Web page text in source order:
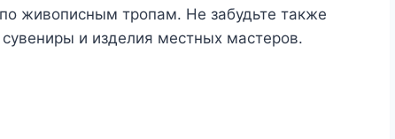
живописным тропам. Не забудьте также
и изделия местных мастеров.